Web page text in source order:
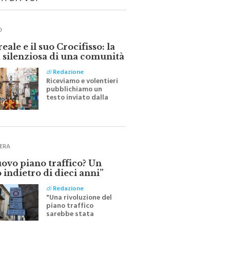
e il suo Crocifisso: la
di una comunità
diRedazione
Riceviamo e volentieri
pubblichiamo un
testo inviato dalla
scrittrice monrealese
Festa del Santissimo
piano traffico? Un
indietro di dieci anni”
diRedazione
"Una rivoluzione del
piano traffico
sarebbe stata
efficace se preceduta